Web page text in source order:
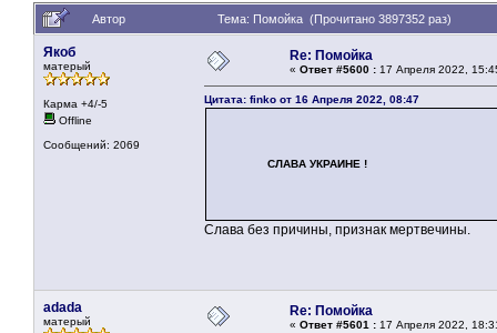
Автор Тема: Помойка (Прочитано 3897352 раз)
Якоб
матерый
Карма +4/-5
Offline
Сообщений: 2069
Re: Помойка
« Ответ #5600 : 17 Апреля 2022,
Цитата: finko от 16 Апреля 2022, 08:47
СЛАВА УКРАИНЕ !
Слава без причины, признак мертвечины.
adada
матерый
Re: Помойка
« Ответ #5601 : 17 Апреля 2022,